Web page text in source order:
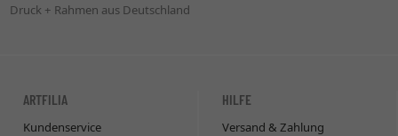
Druck + Rahmen aus Deutschland
ARTFILIA
Kundenservice
HILFE
Versand & Zahlung